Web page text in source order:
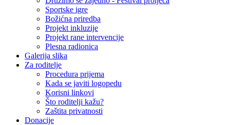
Sportske igre
Božićna priredba
Projekt inkluzije
Projekt rane intervencije
Plesna radionica
Galerija slika
Za roditelje
Procedura prijema
Kada se javiti logopedu
Korisni linkovi
Što roditelji kažu?
Zaštita privatnosti
Donacije